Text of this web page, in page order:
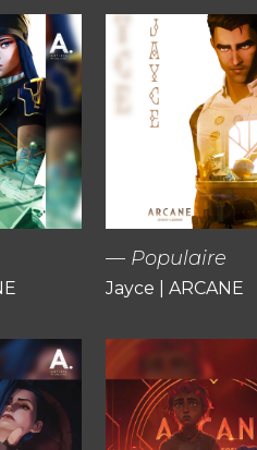
Populaire
Jayce | ARCANE